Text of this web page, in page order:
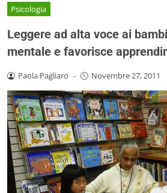
Psicologia
Leggere ad alta voce ai
mentale e favorisce
Paola Pagliaro - Novembre 27, 2011